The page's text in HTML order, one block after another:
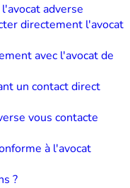
adverse
directement l'avocat
avec l'avocat de
un contact direct
vous contacte
à l'avocat
?